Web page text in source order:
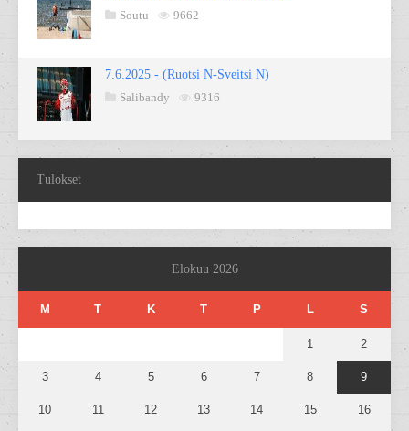
Soutu
9662
7.6.2025 - (Ruotsi N-Sveitsi N)
Salibandy
9316
Tulokset
Elokuu 2026
M T K T P L S
1 2
3 4 5 6 7 8 9
10 11 12 13 14 15 16